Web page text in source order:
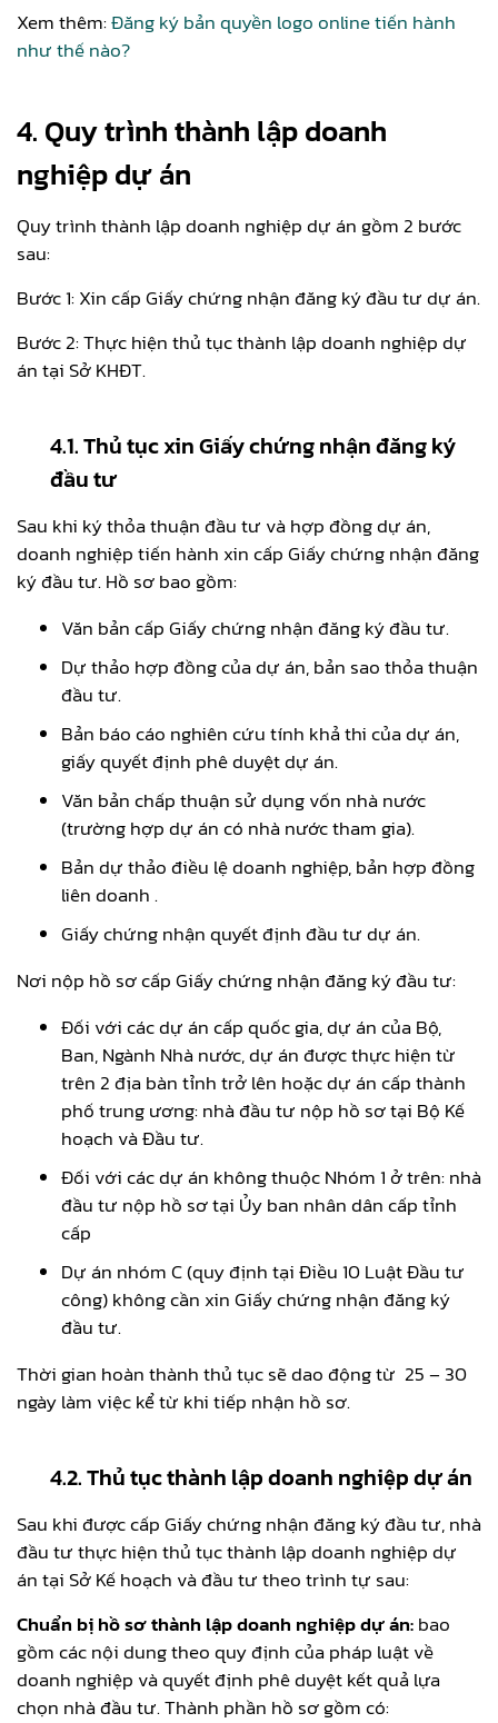
Xem thêm:Đăng ký bản quyền logo online tiến hành
như thế nào?
4. Quy trình thành lập doanh
nghiệp dự án
Quy trình thành lập doanh nghiệp dự án gồm 2 bước
sau:
Bước 1: Xin cấp Giấy chứng nhận đăng ký đầu tư dự án.
Bước 2: Thực hiện thủ tục thành lập doanh nghiệp dự
án tại Sở KHĐT.
4.1. Thủ tục xin Giấy chứng nhận đăng ký
đầu tư
Sau khi ký thỏa thuận đầu tư và hợp đồng dự án,
doanh nghiệp tiến hành xin cấp Giấy chứng nhận đăng
ký đầu tư. Hồ sơ bao gồm:
Văn bản cấp Giấy chứng nhận đăng ký đầu tư.
Dự thảo hợp đồng của dự án, bản sao thỏa thuận
đầu tư.
Bản báo cáo nghiên cứu tính khả thi của dự án,
giấy quyết định phê duyệt dự án.
Văn bản chấp thuận sử dụng vốn nhà nước
(trường hợp dự án có nhà nước tham gia).
Bản dự thảo điều lệ doanh nghiệp, bản hợp đồng
liên doanh .
Giấy chứng nhận quyết định đầu tư dự án.
Nơi nộp hồ sơ cấp Giấy chứng nhận đăng ký đầu tư:
Đối với các dự án cấp quốc gia, dự án của Bộ,
Ban, Ngành Nhà nước, dự án được thực hiện từ
trên 2 địa bàn tỉnh trở lên hoặc dự án cấp thành
phố trung ương: nhà đầu tư nộp hồ sơ tại Bộ Kế
hoạch và Đầu tư.
Đối với các dự án không thuộc Nhóm 1 ở trên: nhà
đầu tư nộp hồ sơ tại Ủy ban nhân dân cấp tỉnh
cấp
Dự án nhóm C (quy định tại Điều 10 Luật Đầu tư
công) không cần xin Giấy chứng nhận đăng ký
đầu tư.
Thời gian hoàn thành thủ tục sẽ dao động từ 25 – 30
ngày làm việc kể từ khi tiếp nhận hồ sơ.
4.2. Thủ tục thành lập doanh nghiệp dự án
Sau khi được cấp Giấy chứng nhận đăng ký đầu tư, nhà
đầu tư thực hiện thủ tục thành lập doanh nghiệp dự
án tại Sở Kế hoạch và đầu tư theo trình tự sau:
Chuẩn bị hồ sơ thành lập doanh nghiệp dự án:bao
gồm các nội dung theo quy định của pháp luật về
doanh nghiệp và quyết định phê duyệt kết quả lựa
chọn nhà đầu tư. Thành phần hồ sơ gồm có: